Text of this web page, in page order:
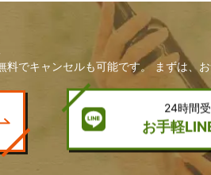
でキャンセルも可能です。 まずは、
24時間
お手軽